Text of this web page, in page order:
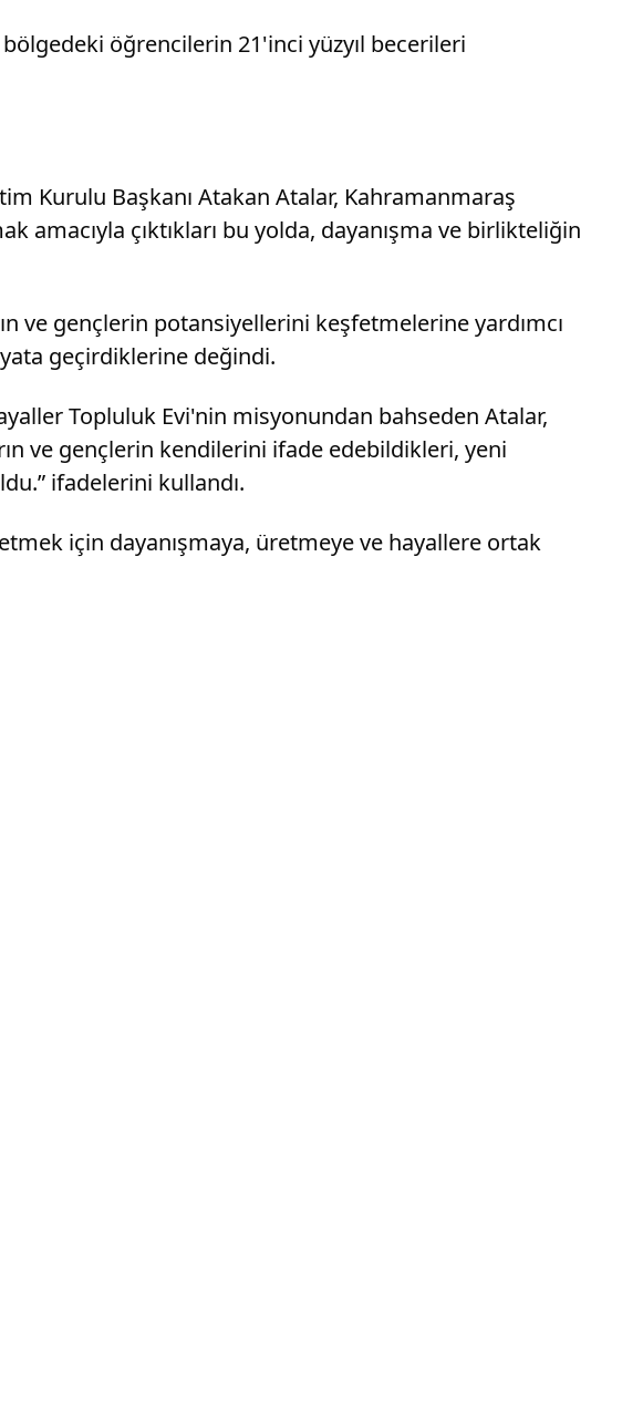
öğrencilerin 21'inci yüzyıl becerileri
Kurulu Başkanı Atakan Atalar, Kahramanmaraş
çıktıkları bu yolda, dayanışma ve birlikteliğin
ve gençlerin potansiyellerini keşfetmelerine yardımcı
geçirdiklerine değindi.
Topluluk Evi'nin misyonundan bahseden Atalar,
ve gençlerin kendilerini ifade edebildikleri, yeni
ifadelerini kullandı.
için dayanışmaya, üretmeye ve hayallere ortak